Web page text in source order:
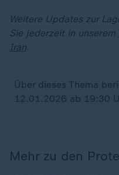
Weitere Updates zur
Sie jederzeit in unserem
Iran.
Über dieses Thema
12.01.2026 ab 19:30
Mehr zu den